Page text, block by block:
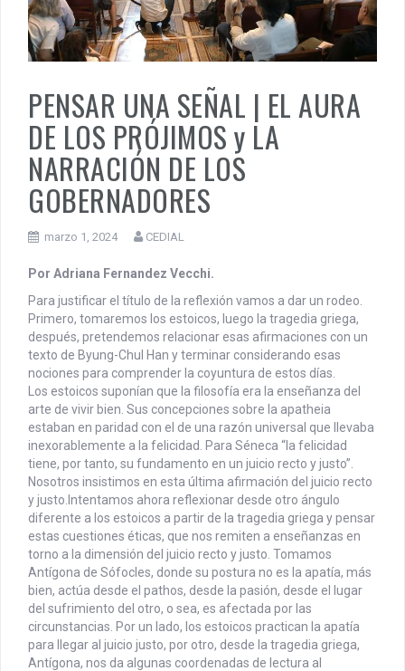
PENSAR UNA SEÑAL | Se echan los dados éticos de la
sustentibilidad. | 6 DE AGOSTO: SOBERANIA TERRITORIAL,
ECONOMICA Y POLITICA
PENSAR UNA SEÑAL | EL AURA
DE LOS PRÓJIMOS y LA
NARRACIÓN DE LOS
GOBERNADORES
marzo 1, 2024 CEDIAL
Por Adriana Fernandez Vecchi.
Para justificar el título de la reflexión vamos a dar un rodeo.
Primero, tomaremos los estoicos, luego la tragedia griega,
después, pretendemos relacionar esas afirmaciones con un
texto de Byung-Chul Han y terminar considerando esas
nociones para comprender la coyuntura de estos días.
Los estoicos suponían que la filosofía era la enseñanza del
arte de vivir bien. Sus concepciones sobre la apatheia
estaban en paridad con el de una razón universal que llevaba
inexorablemente a la felicidad. Para Séneca “la felicidad
tiene, por tanto, su fundamento en un juicio recto y justo”.
Nosotros insistimos en esta última afirmación del juicio recto
y justo. Intentamos ahora reflexionar desde otro ángulo
diferente a los estoicos a partir de la tragedia griega y pensar
estas cuestiones éticas, que nos remiten a enseñanzas en
torno a la dimensión del juicio recto y justo. Tomamos
Antígona de Sófocles, donde su postura no es la apatía, más
bien, actúa desde el pathos, desde la pasión, desde el lugar
del sufrimiento del otro, o sea, es afectada por las
circunstancias. Por un lado, los estoicos practican la apatía
para llegar al juicio justo, por otro, desde la tragedia griega,
Antígona, nos da algunas coordenadas de lectura al